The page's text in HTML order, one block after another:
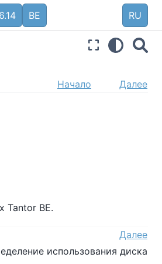
BE RU
Начало Далее
Tantor BE.
Далее
использования диска